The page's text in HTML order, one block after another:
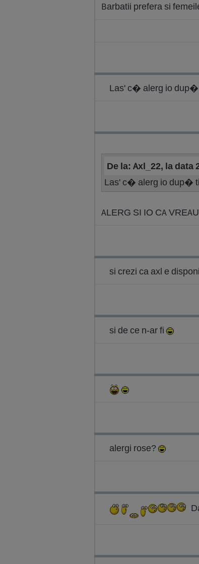
Barbatii prefera si
Las' c� alerg io
De la: Axl_22, la data
Las' c� alerg io dup�
ALERG SI IO CA
si crezi ca axl e
si de ce n-ar fi
alergi rose?